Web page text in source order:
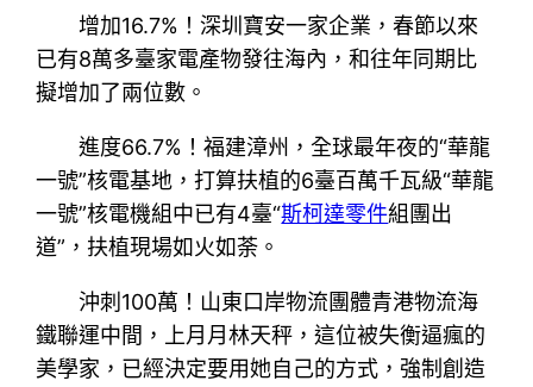
增加16.7%！深圳寶安一家企業，春節以來
已有8萬多臺家電產物發往海內，和往年同期比
擬增加了兩位數。
進度66.7%！福建漳州，全球最年夜的“華龍
一號”核電基地，打算扶植的6臺百萬千瓦級“華龍
一號”核電機組中已有4臺“斯柯達零件組團出
道”，扶植現場如火如荼。
沖刺100萬！山東口岸物流團體青港物流海
鐵聯運中間，上月月林天秤，這位被失衡逼瘋的
美學家，已經決定要用她自己的方式，強制創造